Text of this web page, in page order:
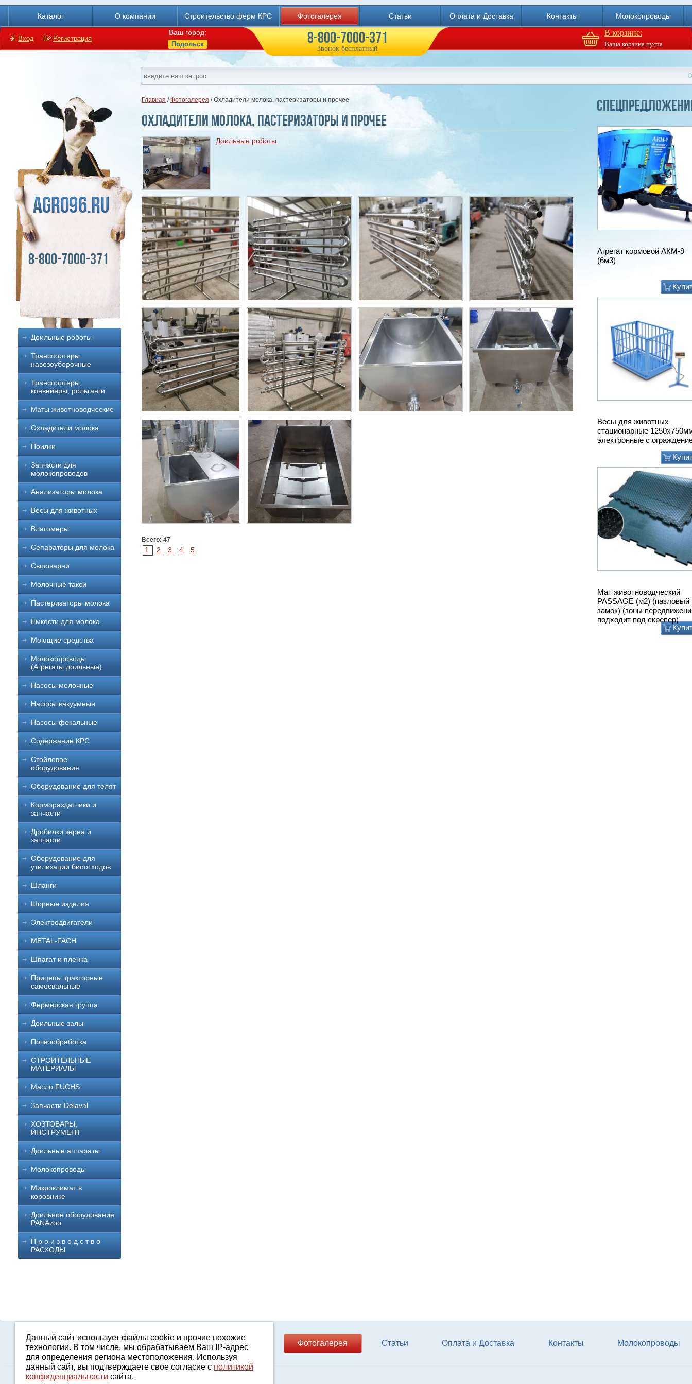
Каталог О компании Строительство ферм КРС Фотогалерея Статьи Оплата и Доставка Контакты Молокопроводы
Вход Регистрация
Ваш город:
Подольск
В корзине:
Ваша корзина пуста
8-800-7000-371
Звонок бесплатный
8-800-7000-371
Доильные роботы
Транспортеры
навозоуборочные
Транспортеры,
конвейеры, рольганги
Маты животноводческие
Охладители молока
Поилки
Запчасти для
молокопроводов
Анализаторы молока
Весы для животных
Влагомеры
Сепараторы для молока
Сыроварни
Молочные такси
Пастеризаторы молока
Ёмкости для молока
Моющие средства
Молокопроводы
(Агрегаты доильные)
Насосы молочные
Насосы вакуумные
Насосы фекальные
Содержание КРС
Стойловое
оборудование
Оборудование для телят
Кормораздатчики и
запчасти
Дробилки зерна и
запчасти
Оборудование для
утилизации биоотходов
Шланги
Шорные изделия
Электродвигатели
METAL-FACH
Шпагат и пленка
Прицепы тракторные
самосвальные
Фермерская группа
Доильные залы
Почвообработка
СТРОИТЕЛЬНЫЕ
МАТЕРИАЛЫ
Масло FUCHS
Запчасти Delaval
ХОЗТОВАРЫ,
ИНСТРУМЕНТ
Доильные аппараты
Молокопроводы
Микроклимат в
коровнике
Доильное оборудование
PANAzoo
П р о и з в о д с т в о
РАСХОДЫ
Агрегат кормовой АКМ-9
(6м3)
Весы для животных
стационарные
электронные с
Мат животноводческий
PASSAGE (м2) (пазловый
замок) (зоны
подходит под скрепер)
Главная /Фотогалерея / Охладители молока, пастеризаторы и прочее
Охладители молока, пастеризаторы и прочее
Доильные роботы
Всего: 47
1 2 3 4 5
Каталог О компании Строительство ферм КРС Фотогалерея Статьи Оплата и Доставка Контакты Молокопроводы
Данный сайт использует файлы cookie и прочие похожие
технологии. В том числе, мы обрабатываем Ваш IP-адрес
для определения региона местоположения. Используя
данный сайт, вы подтверждаете свое согласие с политикой
конфиденциальности сайта.